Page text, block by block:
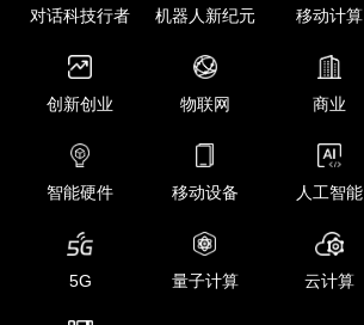
对话科技行者 机器人新纪元 移动计算
创新创业 物联网 商业
智能硬件 移动设备 人工智能
5G 量子计算 云计算